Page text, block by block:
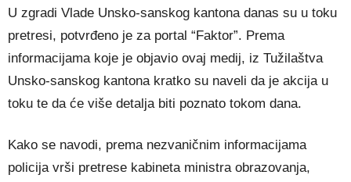
U zgradi Vlade Unsko-sanskog kantona danas su u toku
pretresi, potvrđeno je za portal “Faktor”. Prema
informacijama koje je objavio ovaj medij, iz Tužilaštva
Unsko-sanskog kantona kratko su naveli da je akcija u
toku te da će više detalja biti poznato tokom dana.
Kako se navodi, prema nezvaničnim informacijama
policija vrši pretrese kabineta ministra obrazovanja,